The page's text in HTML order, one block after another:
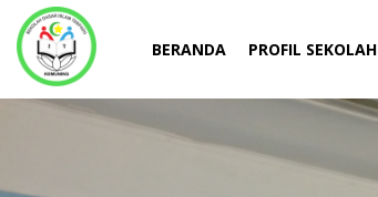
BERANDA PROFIL SEKOLAH